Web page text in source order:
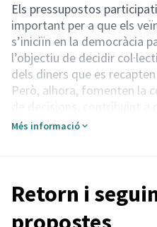
Els pressupostos
important per a que els
s’iniciïn en la democràcia
l’objectiu de decidir
dels diners que es
Però, alhora, fomenten la
públiques i el govern de la
coses grans, s'ha anat
seva gestió, ja que cal
després, licitar les obres.
Més informació
Retorn i